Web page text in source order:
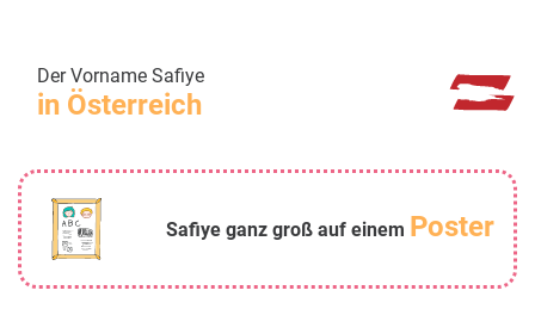
Der Vorname Safiye
in Österreich
Safiye ganz groß auf einem Poster